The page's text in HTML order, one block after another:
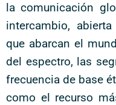
la comunicación
intercambio,
que abarcan el
del espectro, las
frecuencia de base
como el recurso